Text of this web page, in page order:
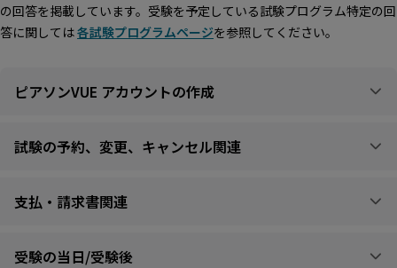
の回答を掲載しています。受験を予定している試験プログラム特定の回
答に関しては各試験プログラムページを参照してください。
ピアソンVUE アカウントの作成
試験の予約、変更、キャンセル関連
支払・請求書関連
受験の当日/受験後